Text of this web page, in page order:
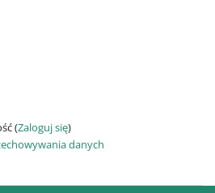
(Zaloguj się)
danych